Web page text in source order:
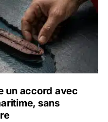
un accord avec
sans